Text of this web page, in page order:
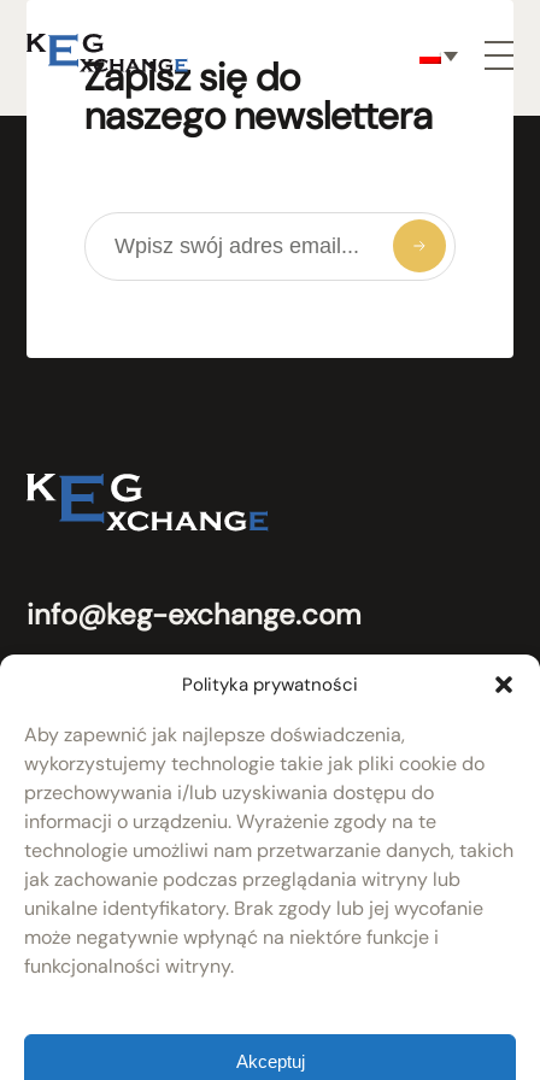
Polityka prywatności
Aby zapewnić jak najlepsze doświadczenia,
wykorzystujemy technologie takie jak pliki cookie do
przechowywania i/lub uzyskiwania dostępu do
informacji o urządzeniu. Wyrażenie zgody na te
technologie umożliwi nam przetwarzanie danych, takich
jak zachowanie podczas przeglądania witryny lub
unikalne identyfikatory. Brak zgody lub jej wycofanie
może negatywnie wpłynąć na niektóre funkcje i
funkcjonalności witryny.
Akceptuj
Zapisz się do
naszego newslettera
info@keg-exchange.com
+48 (59) 857-04-10
Adres
KEG Exchange Group Sp. z o.o
ul. Domaniewska 44
02-672 Warszawa
RODO
Polityka prywatności